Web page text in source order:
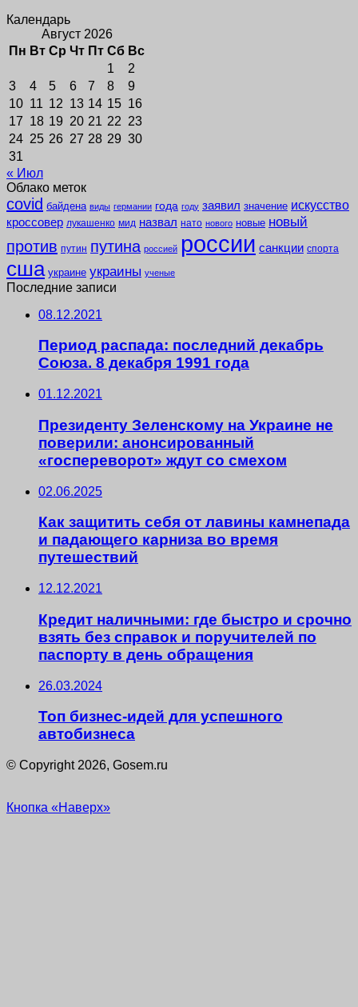
Календарь
Август 2026
Пн Вт Ср Чт Пт Сб Вс
1
2
3
4 5 6 7 8
9
10 11 12 13 14 15 16
17 18 19 20 21 22 23
24 25 26 27 28 29 30
31
« Июл
Облако меток
covid байдена виды германии года году заявил значение искусство
кроссовер лукашенко мид назвал нато нового новые новый
против путин путина россией россии санкции спорта
сша украине украины ученые
Последние записи
08.12.2021
Период распада: последний декабрь
Союза. 8 декабря 1991 года
01.12.2021
Президенту Зеленскому на Украине не
поверили: анонсированный
«госпереворот» ждут со смехом
02.06.2025
Как защитить себя от лавины камнепада
и падающего карниза во время
путешествий
12.12.2021
Кредит наличными: где быстро и срочно
взять без справок и поручителей по
паспорту в день обращения
26.03.2024
Топ бизнес-идей для успешного
автобизнеса
© Copyright 2026, Gosem.ru
Кнопка «Наверх»